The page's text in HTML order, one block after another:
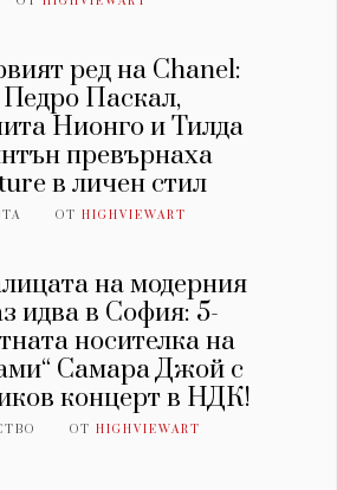
ред на Chanel:
Паскал,
Нионго и Тилда
превърнаха
в личен стил
ОТHIGHVIEWART
на модерния
идва в София: 5-
носителка на
Самара Джой с
концерт в НДК!
ОТHIGHVIEWART